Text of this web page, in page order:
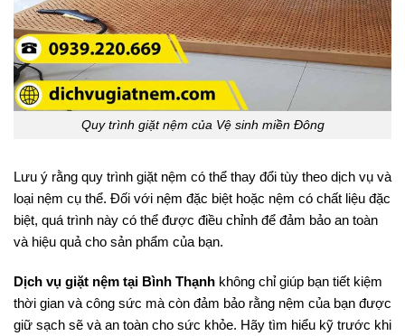
Quy trình giặt nệm của Vệ sinh miền Đông
Lưu ý rằng quy trình giặt nệm có thể thay đổi tùy theo dịch vụ và
loại nệm cụ thể. Đối với nệm đặc biệt hoặc nệm có chất liệu đặc
biệt, quá trình này có thể được điều chỉnh để đảm bảo an toàn
và hiệu quả cho sản phẩm của bạn.
Dịch vụ giặt nệm tại Bình Thạnh không chỉ giúp bạn tiết kiệm
thời gian và công sức mà còn đảm bảo rằng nệm của bạn được
giữ sạch sẽ và an toàn cho sức khỏe. Hãy tìm hiểu kỹ trước khi